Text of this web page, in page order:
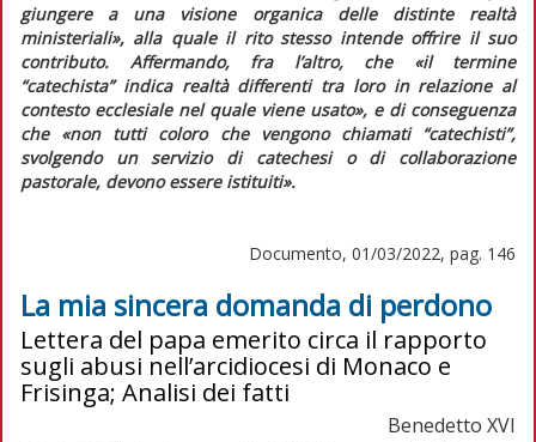
giungere a una visione organica delle distinte realtà
ministeriali», alla quale il rito stesso intende offrire il suo
contributo. Affermando, fra l’altro, che «il termine
“catechista” indica realtà differenti tra loro in relazione al
contesto ecclesiale nel quale viene usato», e di conseguenza
che «non tutti coloro che vengono chiamati “catechisti”,
svolgendo un servizio di catechesi o di collaborazione
pastorale, devono essere istituiti».
Documento, 01/03/2022, pag. 146
La mia sincera domanda di perdono
Lettera del papa emerito circa il rapporto
sugli abusi nell’arcidiocesi di Monaco e
Frisinga; Analisi dei fatti
Benedetto XVI